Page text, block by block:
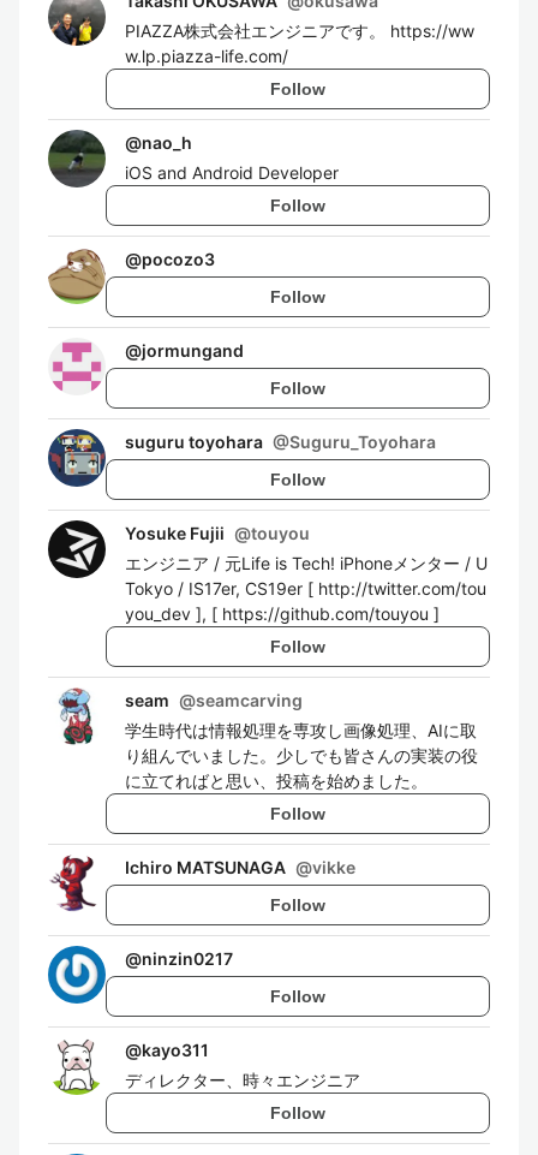
PIAZZA株式会社エンジニアです。 https://ww
w.lp.piazza-life.com/
Follow
@nao_h
iOS and Android Developer
Follow
@pocozo3
Follow
@jormungand
Follow
suguru toyohara @Suguru_Toyohara
Follow
Yosuke Fujii @touyou
エンジニア / 元Life is Tech! iPhoneメンター / U
Tokyo / IS17er, CS19er [ http://twitter.com/tou
you_dev ], [ https://github.com/touyou ]
Follow
seam @seamcarving
学生時代は情報処理を専攻し画像処理、AIに取
り組んでいました。少しでも皆さんの実装の役
に立てればと思い、投稿を始めました。
Follow
Ichiro MATSUNAGA @vikke
Follow
@ninzin0217
Follow
@kayo311
ディレクター、時々エンジニア
Follow